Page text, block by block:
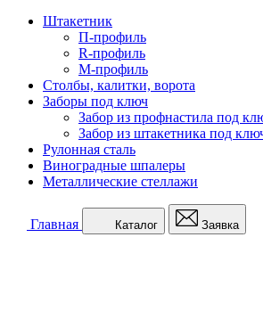
Штакетник
П-профиль
R-профиль
М-профиль
Столбы, калитки, ворота
Заборы под ключ
Забор из профнастила под
Забор из штакетника под
Рулонная сталь
Виноградные шпалеры
Металлические стеллажи
Главная Каталог Заявка